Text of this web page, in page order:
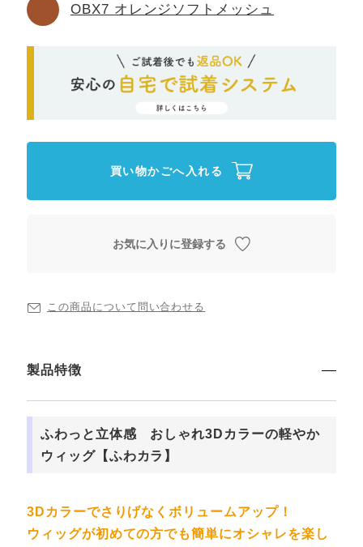
買い物かごへ入れる
お気に入りに登録する
この商品について問い合わせる
製品特徴
ふわっと立体感 おしゃれ3Dカラーの軽やか
ウィッグ【ふわカラ】
3Dカラーでさりげなくボリュームアップ！
ウィッグが初めての方でも簡単にオシャレを楽し
OBX7 オレンジソフトメッシュ